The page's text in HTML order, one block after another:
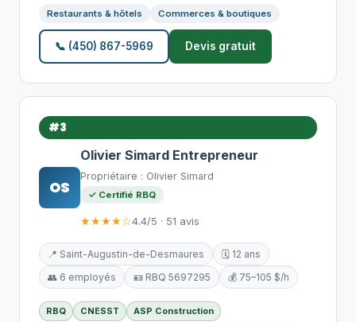
Restaurants & hôtels Commerces & boutiques
📞 (450) 867-5969 Devis gratuit
#3
OS
Olivier Simard Entrepreneur
Propriétaire : Olivier Simard
✓ Certifié RBQ
★★★★☆4.4/5 · 51 avis
📍 Saint-Augustin-de-Desmaures
🗓️ 12 ans
👥 6 employés
🪪 RBQ 5697295 💰 75–105 $/h
RBQ CNESST ASP Construction